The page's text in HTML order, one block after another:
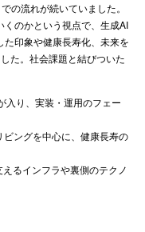
の流れが続いていました。
のかという視点で、生成AI
印象や健康長寿化、未来を
た。社会課題と結びついた
入り、実装・運用のフェー
ングを中心に、健康長寿の
るインフラや裏側のテクノ